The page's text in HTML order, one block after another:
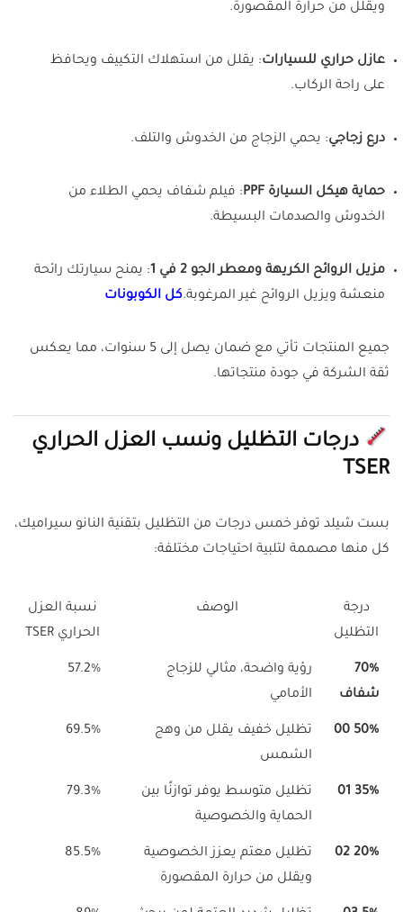
ويقلل من حرارة المقصورة.
عازل حراري للسيارات: يقلل من استهلاك التكييف ويحافظ
على راحة الركاب.
درع زجاجي: يحمي الزجاج من الخدوش والتلف.
حماية هيكل السيارة PPF : فيلم شفاف يحمي الطلاء من
الخدوش والصدمات البسيطة.
مزيل الروائح الكريهة ومعطر الجو 2 في 1 : يمنح سيارتك رائحة
منعشة ويزيل الروائح غير المرغوبة.كل الكوبونات
جميع المنتجات تأتي مع ضمان يصل إلى 5 سنوات، مما يعكس
ثقة الشركة في جودة منتجاتها.
درجات التظليل ونسب العزل الحراري
TSER
بست شيلد توفر خمس درجات من التظليل بتقنية النانو سيراميك،
كل منها مصممة لتلبية احتياجات مختلفة:
درجة
التظليل
الوصف
نسبة العزل
الحراري TSER
70%
شفاف
رؤية واضحة، مثالي للزجاج
الأمامي
57.2%
50% 00
تظليل خفيف يقلل من وهج
الشمس
69.5%
35% 01
تظليل متوسط يوفر توازنًا بين
الحماية والخصوصية
79.3%
20% 02
تظليل معتم يعزز الخصوصية
ويقلل من حرارة المقصورة
85.5%